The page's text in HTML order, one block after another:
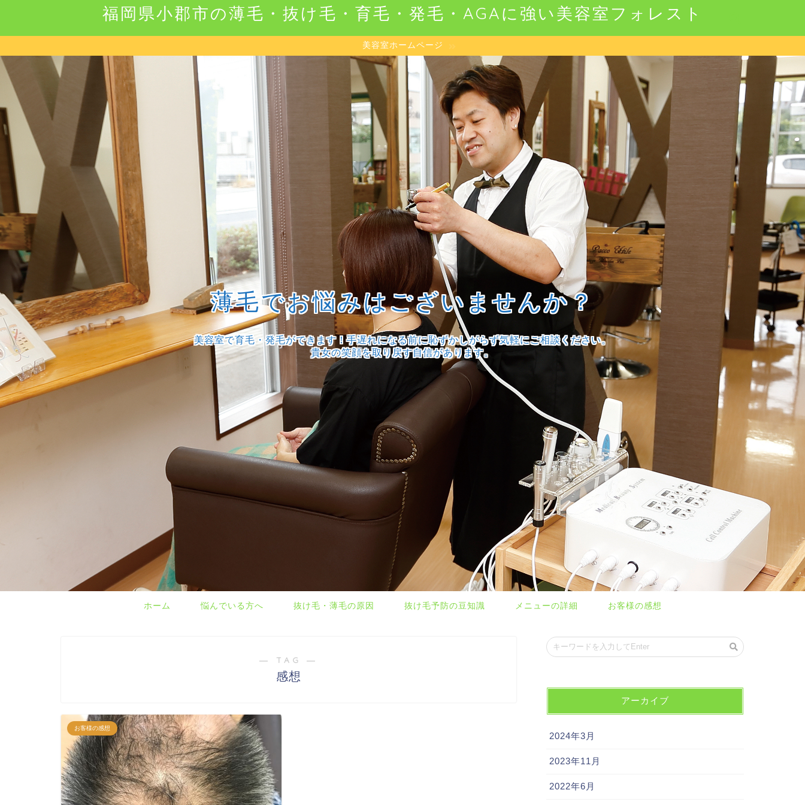
福岡県小郡市の薄毛・抜け毛・育毛・発毛・AGAに強い美容室フォレスト
美容室ホームページ
薄毛でお悩みはございませんか？
美容室で育毛・発毛ができます！手遅れになる前に恥ずかしがらず気軽にご相談ください。
貴女の笑顔を取り戻す自信があります。
ホーム 悩んでいる方へ 抜け毛・薄毛の原因 抜け毛予防の豆知識 メニューの詳細 お客様の感想
― TAG ―
感想
お客様の感想
アーカイブ
2024年3月
2023年11月
2022年6月